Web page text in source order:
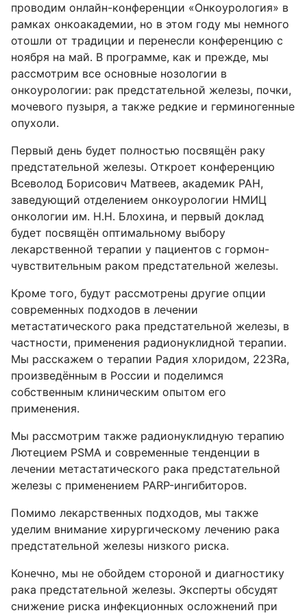
проводим онлайн-конференции «Онкоурология» в
рамках онкоакадемии, но в этом году мы немного
отошли от традиции и перенесли конференцию с
ноября на май. В программе, как и прежде, мы
рассмотрим все основные нозологии в
онкоурологии: рак предстательной железы, почки,
мочевого пузыря, а также редкие и герминогенные
опухоли.
Первый день будет полностью посвящён раку
предстательной железы. Откроет конференцию
Всеволод Борисович Матвеев, академик РАН,
заведующий отделением онкоурологии НМИЦ
онкологии им. Н.Н. Блохина, и первый доклад
будет посвящён оптимальному выбору
лекарственной терапии у пациентов с гормон-
чувствительным раком предстательной железы.
Кроме того, будут рассмотрены другие опции
современных подходов в лечении
метастатического рака предстательной железы, в
частности, применения радионуклидной терапии.
Мы расскажем о терапии Радия хлоридом, 223Ra,
произведённым в России и поделимся
собственным клиническим опытом его
применения.
Мы рассмотрим также радионуклидную терапию
Лютецием PSMA и современные тенденции в
лечении метастатического рака предстательной
железы с применением PARP-ингибиторов.
Помимо лекарственных подходов, мы также
уделим внимание хирургическому лечению рака
предстательной железы низкого риска.
Конечно, мы не обойдем стороной и диагностику
рака предстательной железы. Эксперты обсудят
снижение риска инфекционных осложнений при